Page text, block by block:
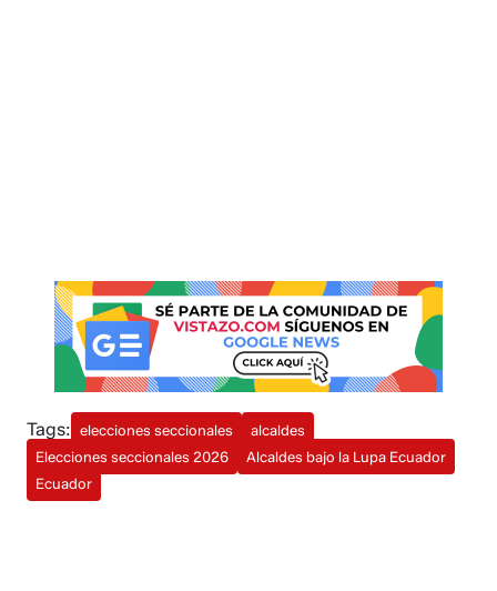
Tags: elecciones seccionales
alcaldes
Elecciones seccionales 2026
Alcaldes bajo la Lupa Ecuador
Ecuador